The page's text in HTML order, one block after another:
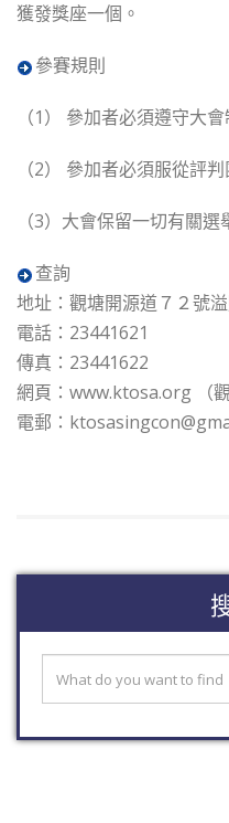
獲發獎座一個。
參賽規則
（1） 參加者必須遵守大
（2） 參加者必須服從評
（3）大會保留一切有關
查詢
地址：觀塘開源道７２號
電話：23441621
傳真：23441622
網頁：www.ktosa.org （
電郵：